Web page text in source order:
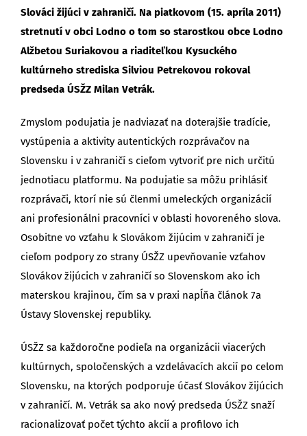
Slováci žijúci v zahraničí. Na piatkovom (15. apríla 2011)
stretnutí v obci Lodno o tom so starostkou obce Lodno
Alžbetou Suriakovou a riaditeľkou Kysuckého
kultúrneho strediska Silviou Petrekovou rokoval
predseda ÚSŽZ Milan Vetrák.
Zmyslom podujatia je nadviazať na doterajšie tradície,
vystúpenia a aktivity autentických rozprávačov na
Slovensku i v zahraničí s cieľom vytvoriť pre nich určitú
jednotiacu platformu. Na podujatie sa môžu prihlásiť
rozprávači, ktorí nie sú členmi umeleckých organizácií
ani profesionálni pracovníci v oblasti hovoreného slova.
Osobitne vo vzťahu k Slovákom žijúcim v zahraničí je
cieľom podpory zo strany ÚSŽZ upevňovanie vzťahov
Slovákov žijúcich v zahraničí so Slovenskom ako ich
materskou krajinou, čím sa v praxi napĺňa článok 7a
Ústavy Slovenskej republiky.
ÚSŽZ sa každoročne podieľa na organizácii viacerých
kultúrnych, spoločenských a vzdelávacích akcií po celom
Slovensku, na ktorých podporuje účasť Slovákov žijúcich
v zahraničí. M. Vetrák sa ako nový predseda ÚSŽZ snaží
racionalizovať počet týchto akcií a profilovo ich